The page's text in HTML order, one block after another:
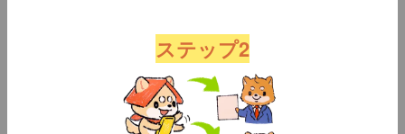
ステップ2